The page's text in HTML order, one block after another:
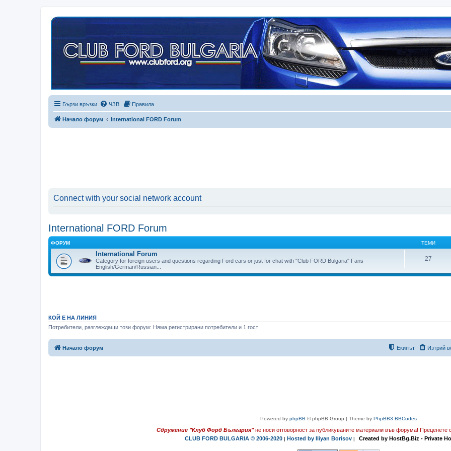
Бързи връзки ЧЗВ Правила
Начало форум International FORD Forum
Connect with your social network account
International FORD Forum
ФОРУМ ТЕМИ
International Forum
Category for foreign users and questions regarding Ford cars or just for chat with "Club FORD Bulgaria" Fans
English/German/Russian...
27
КОЙ Е НА ЛИНИЯ
Потребители, разглеждащи този форум: Няма регистрирани потребители и 1 гост
Начало форум Изтрий
Екипът
Powered by phpBB © phpBB Group | Theme by PhpBB3 BBCodes
Сдружение "Клуб Форд България" не носи отговорност за публикуваните материали във форума! Преценете
CLUB FORD BULGARIA © 2006-2020 | Hosted by Iliyan Borisov | Created by HostBg.Biz - Private